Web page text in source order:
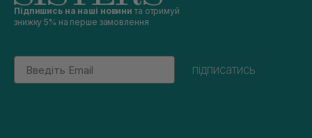
Підпишись на наші новини та отримуй
знижку 5% на перше замовлення
Email
підписатись